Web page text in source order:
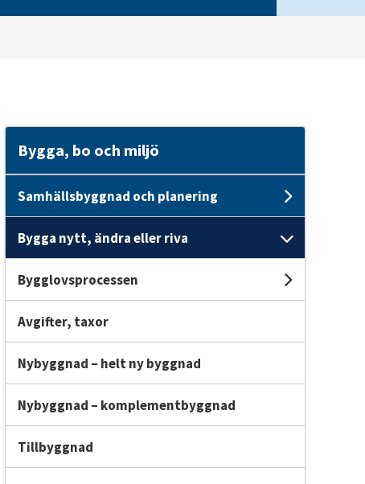
Bygga, bo och miljö
Samhällsbyggnad och planering
Bygga nytt, ändra eller riva
Bygglovsprocessen
Avgifter, taxor
Nybyggnad – helt ny byggnad
Nybyggnad – komplementbyggnad
Tillbyggnad